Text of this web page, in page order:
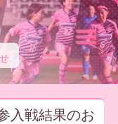
入戦結果のお